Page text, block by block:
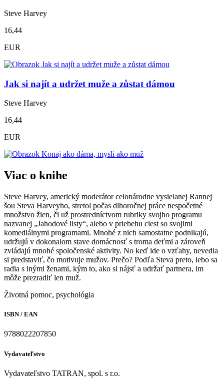
Steve Harvey
16,44
EUR
Jak si najít a udržet muže a zůstat dámou
Steve Harvey
16,44
EUR
Viac o knihe
Steve Harvey, americký moderátor celonárodne vysielanej Rannej
šou Steva Harveyho, stretol počas dlhoročnej práce nespočetné
množstvo žien, či už prostredníctvom rubriky svojho programu
nazvanej „Jahodové listy“, alebo v priebehu ciest so svojimi
komediálnymi programami. Mnohé z nich samostatne podnikajú,
udržujú v dokonalom stave domácnosť s troma deťmi a zároveň
zvládajú mnohé spoločenské aktivity. No keď ide o vzťahy, nevedia
si predstaviť, čo motivuje mužov. Prečo? Podľa Steva preto, lebo sa
radia s inými ženami, kým to, ako si nájsť a udržať partnera, im
môže prezradiť len muž.
Životná pomoc, psychológia
ISBN / EAN
9788022207850
Vydavateľstvo
Vydavateľstvo TATRAN, spol. s r.o.